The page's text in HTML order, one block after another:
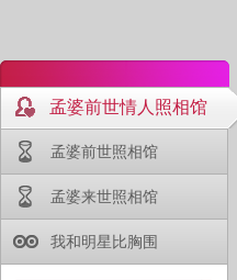
孟婆前世情人照相馆
孟婆前世照相馆
孟婆来世照相馆
我和明星比胸围